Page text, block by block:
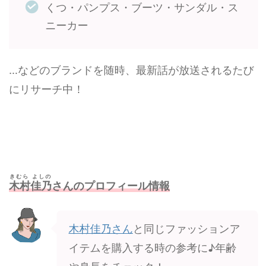
くつ・パンプス・ブーツ・サンダル・ス
ニーカー
…などのブランドを随時、最新話が放送されるたび
にリサーチ中！
木村佳乃
きむら よしの
さんのプロフィール情報
木村佳乃さんと同じファッションア
イテムを購入する時の参考に♪年齢